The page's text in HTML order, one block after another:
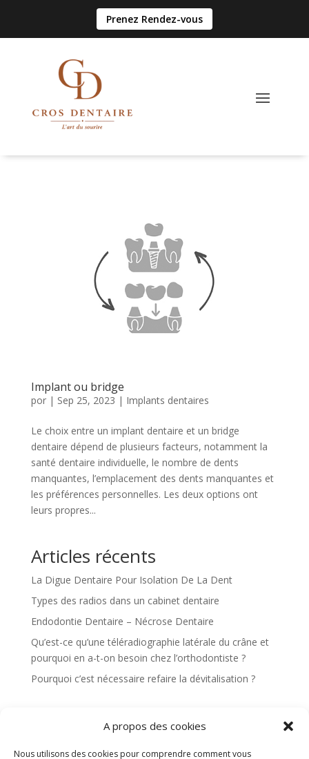
A propos des cookies
Nous utilisons des cookies pour comprendre comment vous
Prenez Rendez-vous
Implant ou bridge
por | Sep 25, 2023 | Implants dentaires
Le choix entre un implant dentaire et un bridge
dentaire dépend de plusieurs facteurs, notamment la
santé dentaire individuelle, le nombre de dents
manquantes, l’emplacement des dents manquantes et
les préférences personnelles. Les deux options ont
leurs propres...
Articles récents
La Digue Dentaire Pour Isolation De La Dent
Types des radios dans un cabinet dentaire
Endodontie Dentaire – Nécrose Dentaire
Qu’est-ce qu’une téléradiographie latérale du crâne et
pourquoi en a-t-on besoin chez l’orthodontiste ?
Pourquoi c’est nécessaire refaire la dévitalisation ?